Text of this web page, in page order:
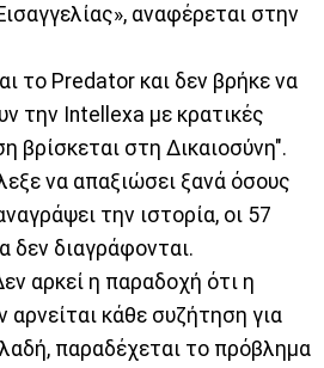
αναφέρεται στην
το Predator και δεν βρήκε να
την Intellexa με κρατικές
βρίσκεται στη Δικαιοσύνη".
να απαξιώσει ξανά όσους
την ιστορία, οι 57
δεν διαγράφονται.
αρκεί η παραδοχή ότι η
κάθε συζήτηση για
παραδέχεται το πρόβλημα